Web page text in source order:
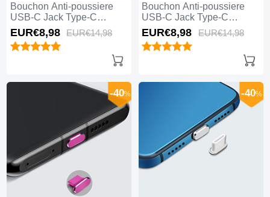
Bouchon Anti-poussiere
USB-C Jack Type-C
Universel H10 pour Apple
iPhone 15 Plus Bleu
EUR€8,98 EUR€14,98
Bouchon Anti-poussiere
USB-C Jack Type-C
Universel H09 pour Apple
iPhone 15 Plus Or
EUR€8,98 EUR€14,98
-40% -40%